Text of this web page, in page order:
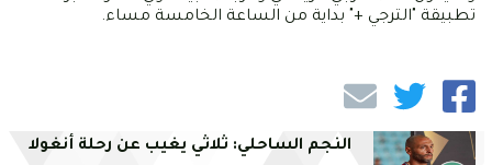
تطبيقة "الترجي +" بداية من الساعة الخامسة مساء.
النجم الساحلي: ثلاثي يغيب عن رحلة أنغولا